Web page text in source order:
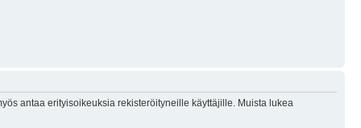
antaa erityisoikeuksia rekisteröityneille käyttäjille. Muista lukea